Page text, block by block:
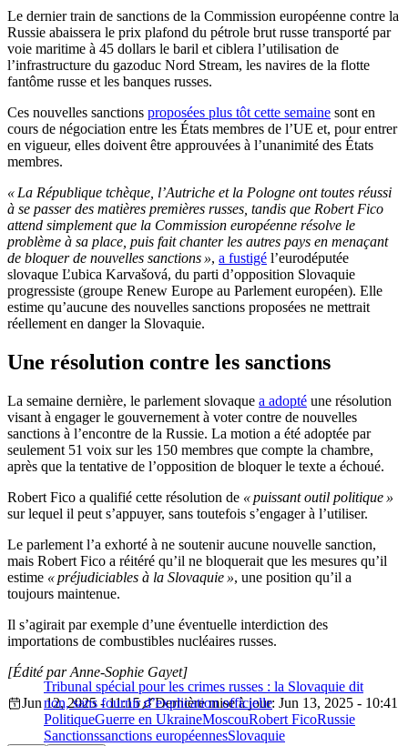
Le dernier train de sanctions de la Commission européenne contre la
Russie abaissera le prix plafond du pétrole brut russe transporté par
voie maritime à 45 dollars le baril et ciblera l’utilisation de
l’infrastructure du gazoduc Nord Stream, les navires de la flotte
fantôme russe et les banques russes.
Ces nouvelles sanctions proposées plus tôt cette semaine sont en
cours de négociation entre les États membres de l’UE et, pour entrer
en vigueur, elles doivent être approuvées à l’unanimité des États
membres.
« La République tchèque, l’Autriche et la Pologne ont toutes réussi
à se passer des matières premières russes, tandis que Robert Fico
attend simplement que la Commission européenne résolve le
problème à sa place, puis fait chanter les autres pays en menaçant
de bloquer de nouvelles sanctions », a fustigé l’eurodéputée
slovaque Ľubica Karvašová, du parti d’opposition Slovaquie
progressiste (groupe Renew Europe au Parlement européen). Elle
estime qu’aucune des nouvelles sanctions proposées ne mettrait
réellement en danger la Slovaquie.
Une résolution contre les sanctions
La semaine dernière, le parlement slovaque a adopté une résolution
visant à engager le gouvernement à voter contre de nouvelles
sanctions à l’encontre de la Russie. La motion a été adoptée par
seulement 51 voix sur les 150 membres que compte la chambre,
après que la tentative de l’opposition de bloquer le texte a échoué.
Robert Fico a qualifié cette résolution de « puissant outil politique »
sur lequel il peut s’appuyer, sans toutefois s’engager à l’utiliser.
Le parlement l’a exhorté à ne soutenir aucune nouvelle sanction,
mais Robert Fico a réitéré qu’il ne bloquerait que les mesures qu’il
estime « préjudiciables à la Slovaquie », une position qu’il a
toujours maintenue.
Il s’agirait par exemple d’une éventuelle interdiction des
importations de combustibles nucléaires russes.
Tribunal spécial pour les crimes russes : la Slovaquie dit
non, sans fournir d’explication officielle
[Édité par Anne-Sophie Gayet]
Jun 12, 2025 - 11:15
Dernière mise à jour: Jun 13, 2025 - 10:41
PolitiqueGuerre en UkraineMoscouRobert FicoRussie
Sanctionssanctions européennesSlovaquie